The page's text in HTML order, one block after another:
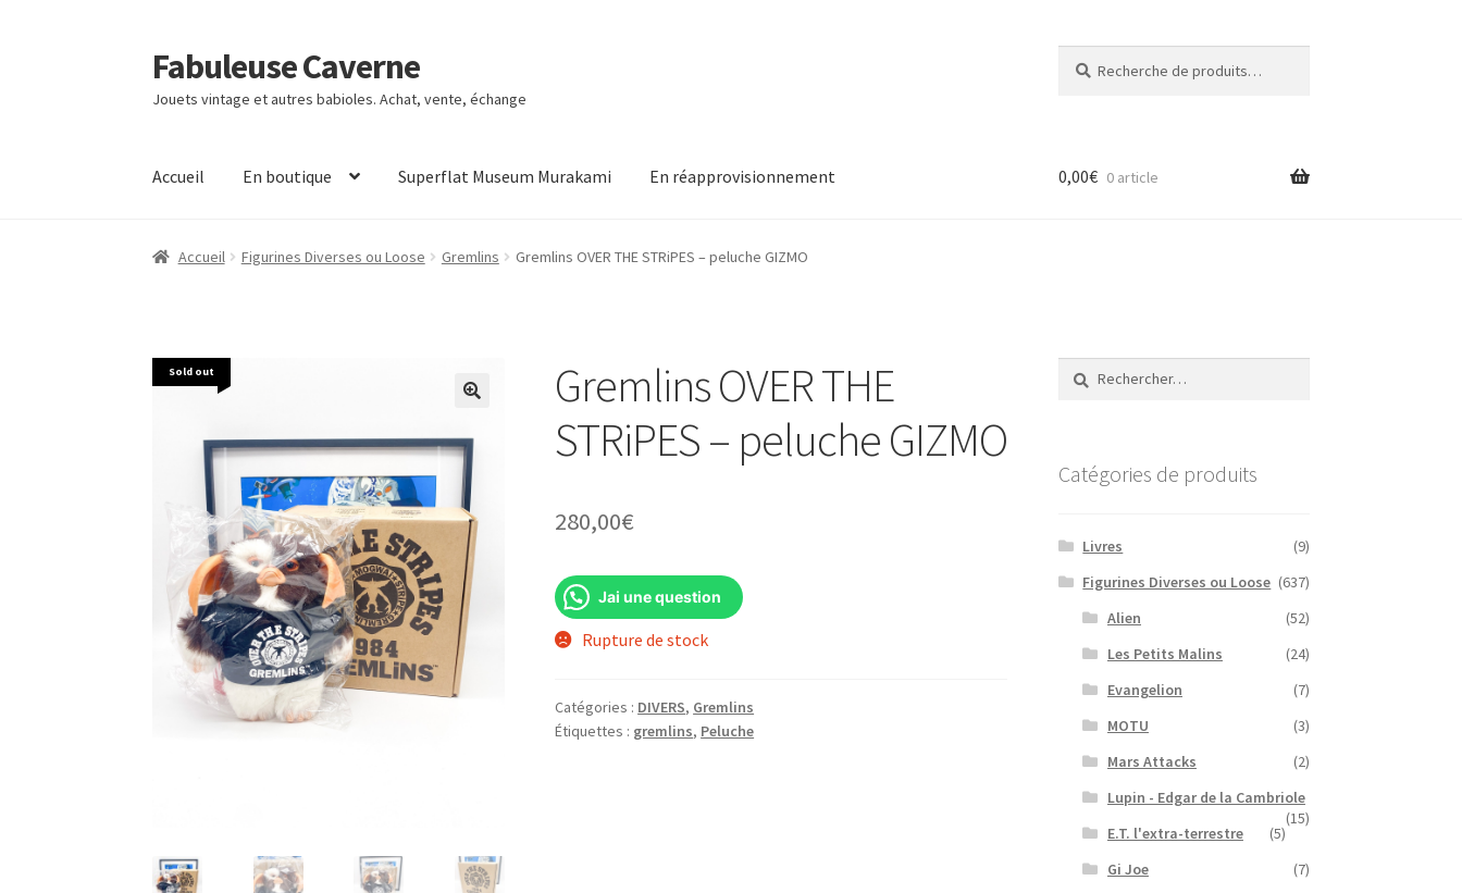
Aller
à
la
Aller
au
contenu
Fabuleuse Caverne
Jouets vintage et autres babioles. Achat, vente, échange
pour :
Accueil En boutique Superflat Museum Murakami En réapprovisionnement 0,00€ 0 article
Accueil Figurines Diverses ou Loose Gremlins Gremlins OVER THE STRiPES – peluche GIZMO
Sold out
Gremlins OVER THE
STRiPES – peluche GIZMO
280,00€
Jai une question
Rupture de stock
Catégories : DIVERS, Gremlins
Étiquettes : gremlins, Peluche
Rechercher :
Catégories de produits
Livres
(9)
Figurines Diverses ou Loose (637)
Alien
(52)
Les Petits Malins
(24)
Evangelion
(7)
MOTU
(3)
Mars Attacks
(2)
Lupin - Edgar de la Cambriole
(15)
E.T. l'extra-terrestre
(5)
Gi Joe
(7)